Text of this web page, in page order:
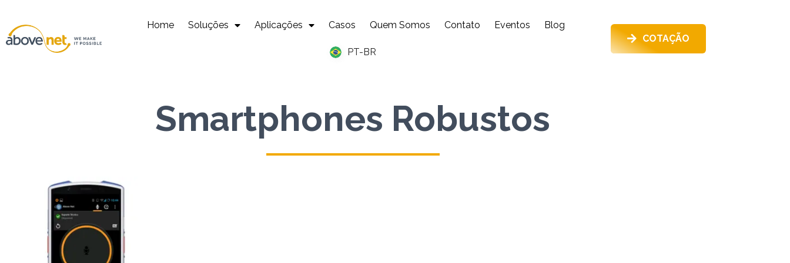
Home Soluções Aplicações Casos Quem Somos Contato Eventos Blog
PT-BR
COTAÇÃO
Smartphones Robustos